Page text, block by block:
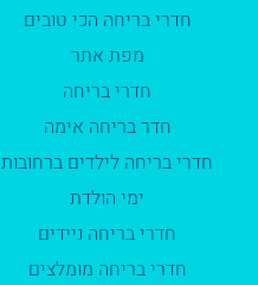
חדרי בריחה הכי טובים
מפת אתר
חדרי בריחה
חדר בריחה אימה
חדרי בריחה לילדים ברחובות
ימי הולדת
חדרי בריחה ניידים
חדרי בריחה מומלצים